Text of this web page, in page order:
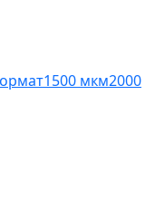
1500 мкм2000